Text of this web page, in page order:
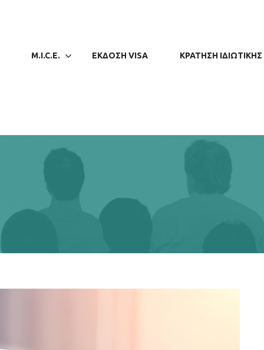
M.I.C.E. ΈΚΔΟΣΗ VISA ΚΡΆΤΗΣΗ